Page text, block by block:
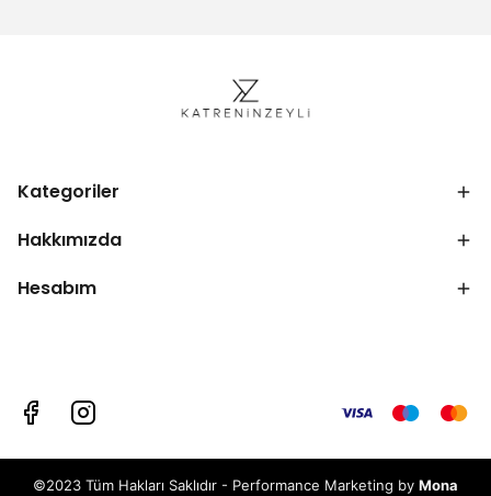
Kategoriler
Hakkımızda
Hesabım
©2023 Tüm Hakları Saklıdır - Performance Marketing by Mona